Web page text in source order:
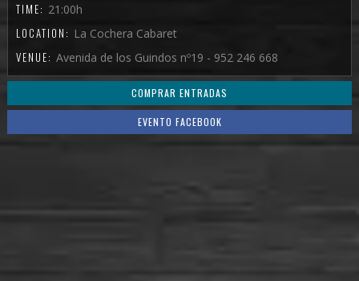
TIME: 21:00h
LOCATION: La Cochera Cabaret
VENUE: Avenida de los Guindos nº19 - 952 246 668
COMPRAR ENTRADAS
EVENTO FACEBOOK